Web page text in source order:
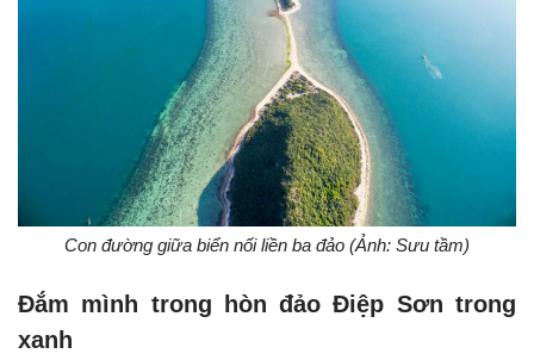
Con đường giữa biển nối liền ba đảo (Ảnh: Sưu tầm)
Đắm mình trong hòn đảo Điệp Sơn trong
xanh